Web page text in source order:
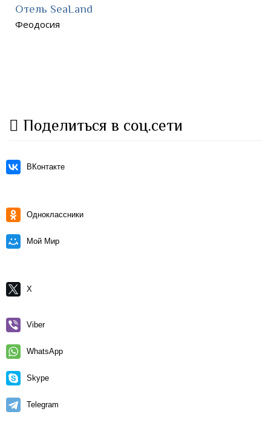
Отель SeaLand
Феодосия
Поделиться в соц.сети
ВКонтакте
Одноклассники
Мой Мир
X
Viber
WhatsApp
Skype
Telegram